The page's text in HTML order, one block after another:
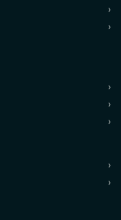
›
›
›
›
›
›
›